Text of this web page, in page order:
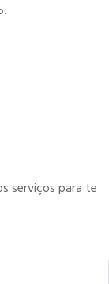
serviços para te